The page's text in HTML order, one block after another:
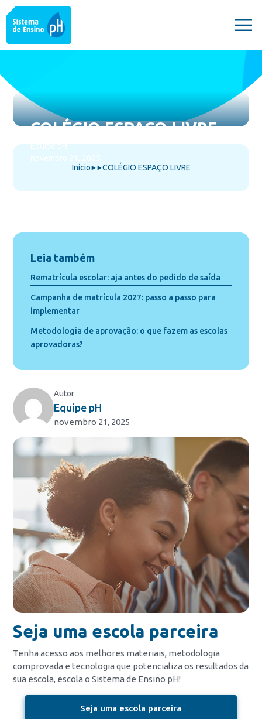
COLÉGIO ESPAÇO LIVRE
Equipe pH
novembro 21, 2025
Início⯈⯈COLÉGIO ESPAÇO LIVRE
Leia também
Rematrícula escolar: aja antes do pedido de saída
Campanha de matrícula 2027: passo a passo para
implementar
Metodologia de aprovação: o que fazem as escolas
aprovadoras?
Autor
Equipe pH
novembro 21, 2025
Seja uma escola parceira
Tenha acesso aos melhores materiais, metodologia
comprovada e tecnologia que potencializa os resultados da
sua escola, escola o Sistema de Ensino pH!
Seja uma escola parceira